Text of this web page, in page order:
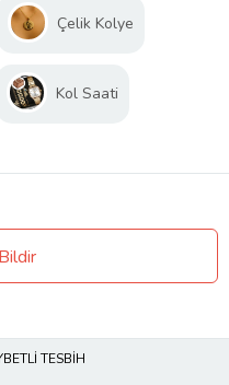
Çelik Kolye
Kol Saati
TESBİH